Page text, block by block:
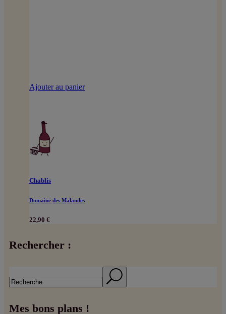
Ajouter au panier
Chablis
Domaine des Malandes
22,90 €
Rechercher :
Mes bons plans !